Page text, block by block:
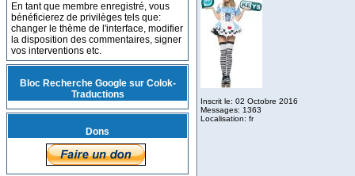
En tant que membre enregistré, vous
bénéficierez de privilèges tels que:
changer le thème de l'interface, modifier
la disposition des commentaires, signer
vos interventions etc.
Bloc Recherche Google sur Colok-
Traductions
Dons
Inscrit le: 02 Octobre 2016
Messages: 1363
Localisation: fr